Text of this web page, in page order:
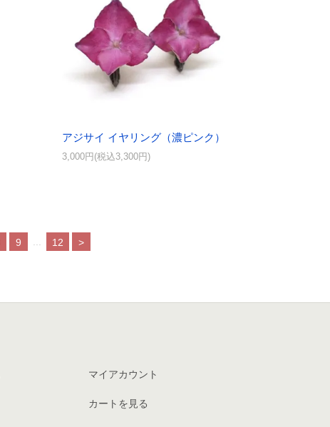
アジサイ イヤリング（濃ピンク）
3,000円(税込3,300円)
9 ... 12 >
マイアカウント
カートを見る